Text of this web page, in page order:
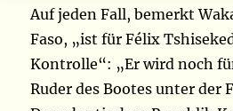
Auf jeden Fall, bemerkt
Faso, „ist für Félix
Kontrolle“: „Er wird noch
Ruder des Bootes unter der